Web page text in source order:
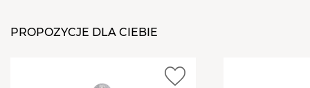
żelowej, akrylowej i polygelu. Bardzo dokładnie
stylizacji. Nadaje się do usuwania zrogowaceń.
PROPOZYCJE DLA CIEBIE